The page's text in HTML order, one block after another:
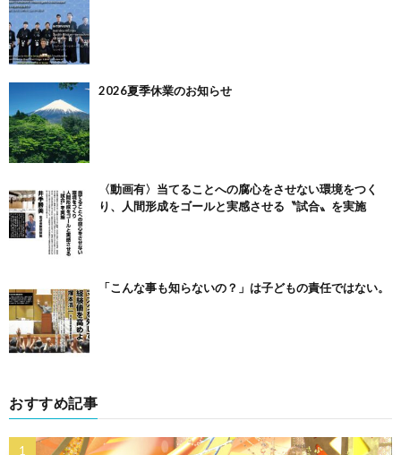
2026夏季休業のお知らせ
〈動画有〉当てることへの腐心をさせない環境をつく
り、人間形成をゴールと実感させる〝試合〟を実施
「こんな事も知らないの？」は子どもの責任ではない。
おすすめ記事